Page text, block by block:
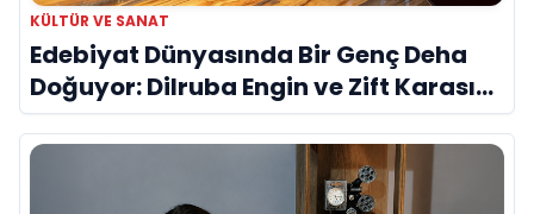
KÜLTÜR VE SANAT
Edebiyat Dünyasında Bir Genç Deha
Doğuyor: Dilruba Engin ve Zift Karası
Evreni ‘AVENOİR’